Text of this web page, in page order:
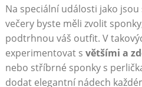
Na ​speciální události⁤ jako jsou
večery byste měli zvolit
podtrhnou váš outfit. V
experimentovat s většími a
nebo⁣ stříbrné sponky s
dodat elegantní nádech